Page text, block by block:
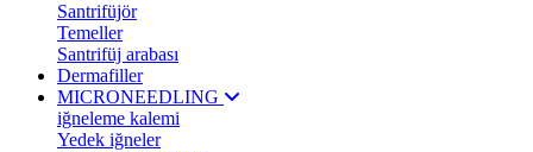
Santrifüjör
Temeller
Santrifüj arabası
Dermafiller
MICRONEEDLING
iğneleme kalemi
Yedek iğneler